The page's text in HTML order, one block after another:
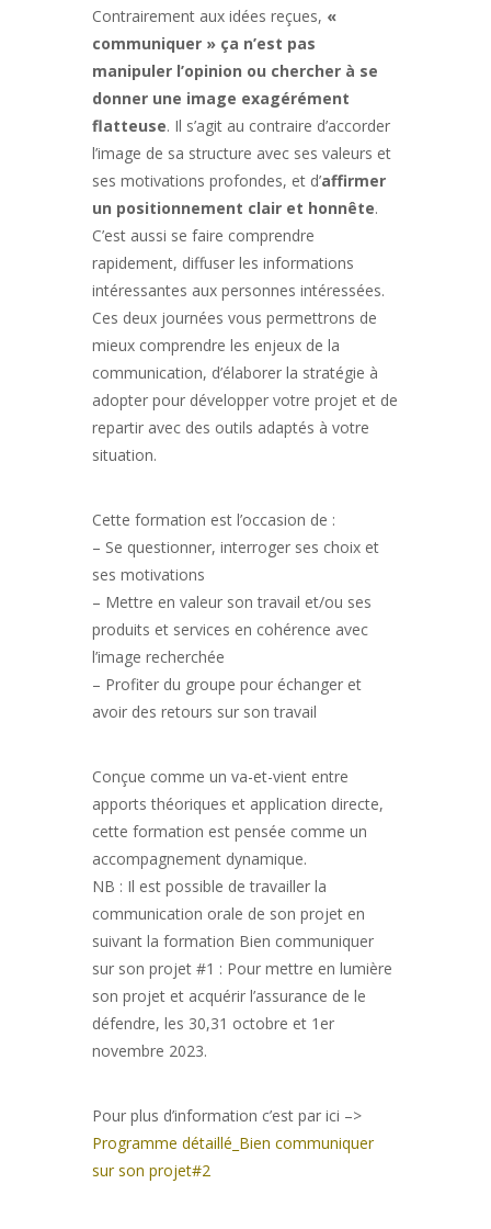
Contrairement aux idées reçues, «
communiquer » ça n’est pas
manipuler l’opinion ou chercher à se
donner une image exagérément
flatteuse. Il s’agit au contraire d’accorder
l’image de sa structure avec ses valeurs et
ses motivations profondes, et d’affirmer
un positionnement clair et honnête.
C’est aussi se faire comprendre
rapidement, diffuser les informations
intéressantes aux personnes intéressées.
Ces deux journées vous permettrons de
mieux comprendre les enjeux de la
communication, d’élaborer la stratégie à
adopter pour développer votre projet et de
repartir avec des outils adaptés à votre
situation.
Cette formation est l’occasion de :
– Se questionner, interroger ses choix et
ses motivations
– Mettre en valeur son travail et/ou ses
produits et services en cohérence avec
l’image recherchée
– Profiter du groupe pour échanger et
avoir des retours sur son travail
Conçue comme un va-et-vient entre
apports théoriques et application directe,
cette formation est pensée comme un
accompagnement dynamique.
NB : Il est possible de travailler la
communication orale de son projet en
suivant la formation Bien communiquer
sur son projet #1 : Pour mettre en lumière
son projet et acquérir l’assurance de le
défendre, les 30,31 octobre et 1er
novembre 2023.
Pour plus d’information c’est par ici –>
Programme détaillé_Bien communiquer
sur son projet#2